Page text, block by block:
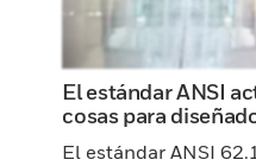
El estándar ANSI
cosas para
El estándar ANSI